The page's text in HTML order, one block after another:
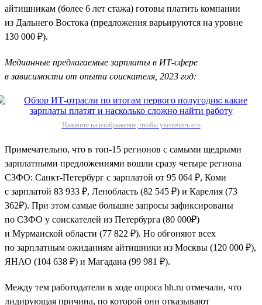
айтишникам (более 6 лет стажа) готовы платить компании
из Дальнего Востока (предложения варьируются на уровне
130 000 ₽).
Медианные предлагаемые зарплаты в ИТ-сфере
в зависимости от опыта соискателя, 2023 год:
Нажмите на изображение, чтобы увеличить его
Примечательно, что в топ-15 регионов с самыми щедрыми
зарплатными предложениями вошли сразу четыре региона
СЗФО: Санкт-Петербург с зарплатой от 95 064 ₽, Коми
с зарплатой 83 933 ₽, Ленобласть (82 545 ₽) и Карелия (73
362₽). При этом самые большие запросы зафиксированы
по СЗФО у соискателей из Петербурга (80 000₽)
и Мурманской области (77 822 ₽). Но обгоняют всех
по зарплатным ожиданиям айтишники из Москвы (120 000 ₽),
ЯНАО (104 638 ₽) и Магадана (99 981 ₽).
Между тем работодатели в ходе опроса hh.ru отмечали, что
лидирующая причина, по которой они отказывают